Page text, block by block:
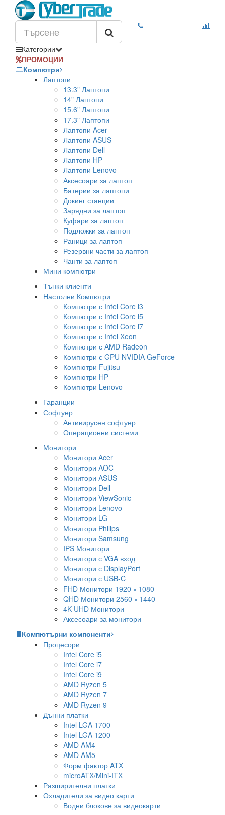
Категории
ПРОМОЦИИ
Компютри
Лаптопи
13.3" Лаптопи
14" Лаптопи
15.6" Лаптопи
17.3" Лаптопи
Лаптопи Acer
Лаптопи ASUS
Лаптопи Dell
Лаптопи HP
Лаптопи Lenovo
Аксесоари за лаптоп
Батерии за лаптопи
Докинг станции
Зарядни за лаптоп
Куфари за лаптоп
Подложки за лаптоп
Раници за лаптоп
Резервни части за лаптоп
Чанти за лаптоп
Мини компютри
Тънки клиенти
Настолни Компютри
Компютри с Intel Core i3
Компютри с Intel Core i5
Компютри с Intel Core i7
Компютри с Intel Xeon
Компютри с AMD Radeon
Компютри с GPU NVIDIA GeForce
Компютри Fujitsu
Компютри HP
Компютри Lenovo
Гаранции
Софтуер
Антивирусен софтуер
Операционни системи
Монитори
Монитори Acer
Монитори AOC
Монитори ASUS
Монитори Dell
Монитори ViewSonic
Монитори Lenovo
Монитори LG
Монитори Philips
Монитори Samsung
IPS Монитори
Монитори с VGA вход
Монитори с DisplayPort
Монитори с USB-C
FHD Монитори 1920 × 1080
QHD Монитори 2560 × 1440
4K UHD Монитори
Аксесоари за монитори
Компютърни компоненти
Процесори
Intel Core i5
Intel Core i7
Intel Core i9
AMD Ryzen 5
AMD Ryzen 7
AMD Ryzen 9
Дънни платки
Intel LGA 1700
Intel LGA 1200
AMD AM4
AMD AM5
Форм фактор ATX
microATX/Mini-ITX
Разширителни платки
Охладители за видео карти
Водни блокове за видеокарти